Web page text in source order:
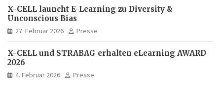
X-CELL launcht E-Learning zu Diversity &
Unconscious Bias
27. Februar 2026 Presse
X-CELL und STRABAG erhalten eLearning AWARD
2026
4. Februar 2026 Presse